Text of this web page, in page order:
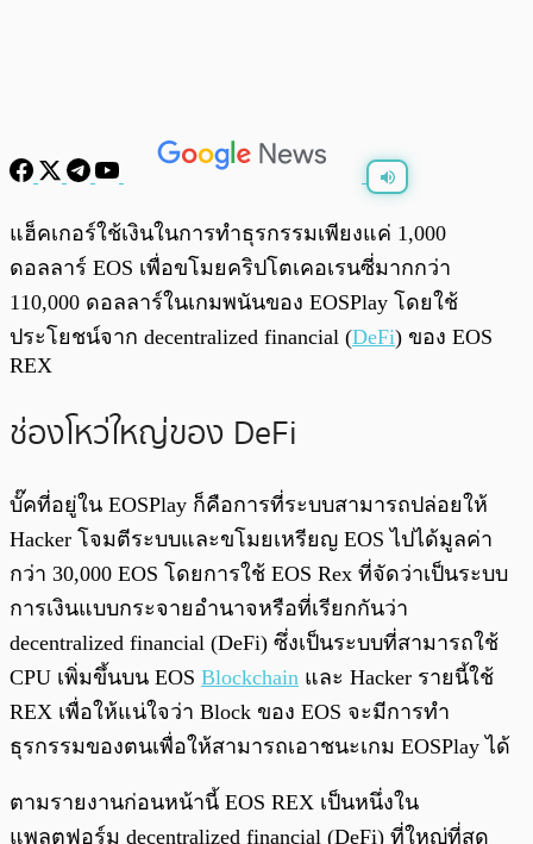
พร้อมเล่น
แฮ็คเกอร์ใช้เงินในการทำธุรกรรมเพียงแค่ 1,000
ดอลลาร์ EOS เพื่อขโมยคริปโตเคอเรนซี่มากกว่า
110,000 ดอลลาร์ในเกมพนันของ EOSPlay โดยใช้
ประโยชน์จาก decentralized financial (DeFi) ของ EOS
REX
ช่องโหว่ใหญ่ของ DeFi
บั๊คที่อยู่ใน EOSPlay ก็คือการที่ระบบสามารถปล่อยให้
Hacker โจมตีระบบและขโมยเหรียญ EOS ไปได้มูลค่า
กว่า 30,000 EOS โดยการใช้ EOS Rex ที่จัดว่าเป็นระบบ
การเงินแบบกระจายอำนาจหรือที่เรียกกันว่า
decentralized financial (DeFi) ซึ่งเป็นระบบที่สามารถใช้
CPU เพิ่มขึ้นบน EOS Blockchain และ Hacker รายนี้ใช้
REX เพื่อให้แน่ใจว่า Block ของ EOS จะมีการทำ
ธุรกรรมของตนเพื่อให้สามารถเอาชนะเกม EOSPlay ได้
ตามรายงานก่อนหน้านี้ EOS REX เป็นหนึ่งใน
แพลตฟอร์ม decentralized financial (DeFi) ที่ใหญ่ที่สุด